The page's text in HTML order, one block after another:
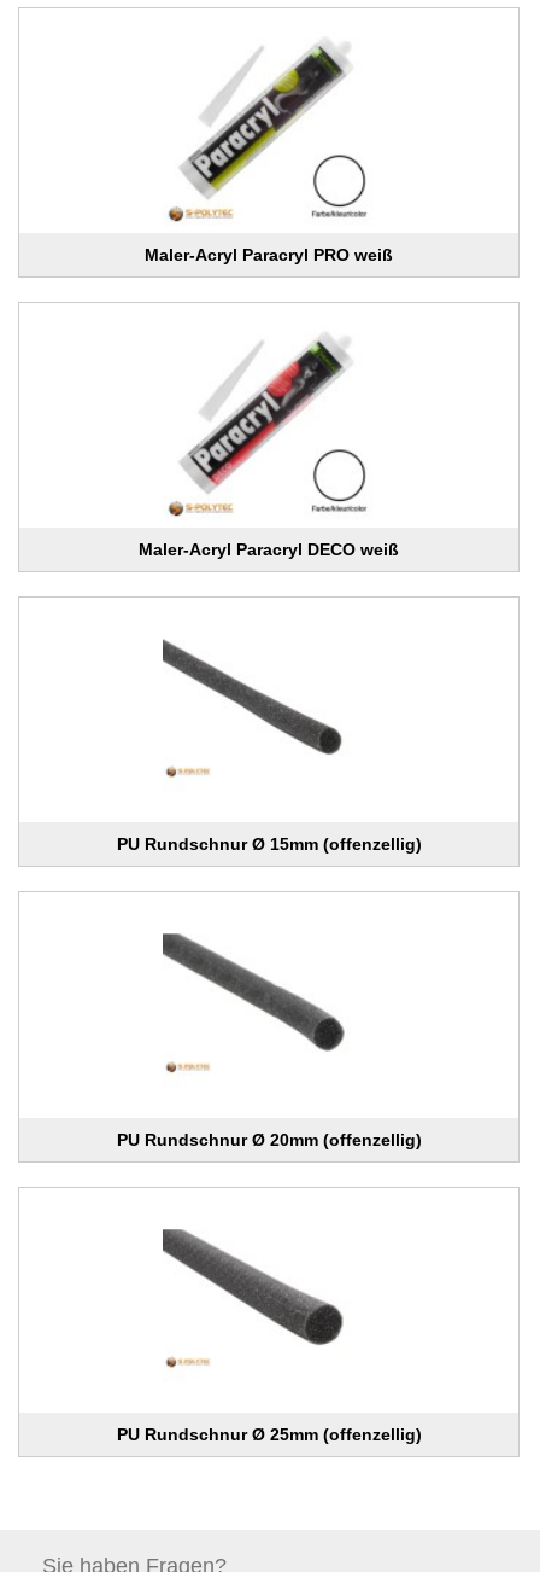
Maler-Acryl Paracryl PRO weiß
Maler-Acryl Paracryl DECO weiß
PU Rundschnur Ø 15mm (offenzellig)
PU Rundschnur Ø 20mm (offenzellig)
PU Rundschnur Ø 25mm (offenzellig)
Sie haben Fragen?